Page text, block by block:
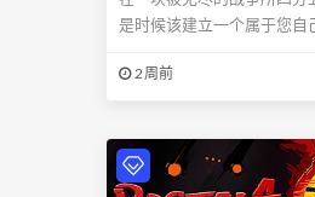
是时候该建立一个属于您自
2周前